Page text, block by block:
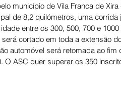
município de Vila Franca de
de 8,2 quilómetros, uma corrida
entre os 300, 500, 700 e
cortado em toda a extensão
automóvel será retomada ao
O ASC quer superar os 350